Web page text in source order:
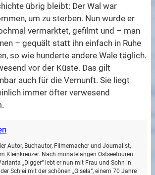
übrig bleibt: Der Wal war
um zu sterben. Nun wurde er
vermarktet, gefilmt und – man
– gequält statt ihn einfach in Ruhe
so wie hunderte andere Wale täglich.
vor der Küste. Das gilt
auch für die Vernunft. Sie liegt
immer öfter verwesend
Autor, Buchautor, Filmemacher und Journalist,
Kleinkreuzer. Nach monatelangen Ostseetouren
„Digger“ lebt er nun mit Frau und Sohn in
Schlei mit der schönen „Gisela“, einem 70 Jahre